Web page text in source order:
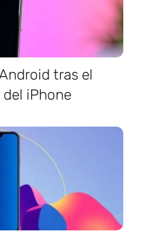
tras el
iPhone